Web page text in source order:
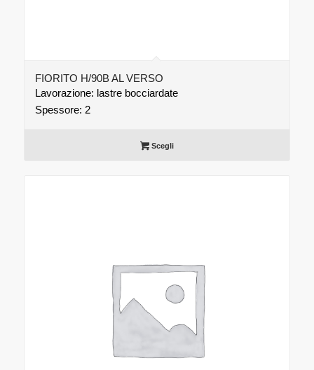
FIORITO H/90B AL VERSO
Lavorazione: lastre bocciardate
Spessore: 2
Scegli